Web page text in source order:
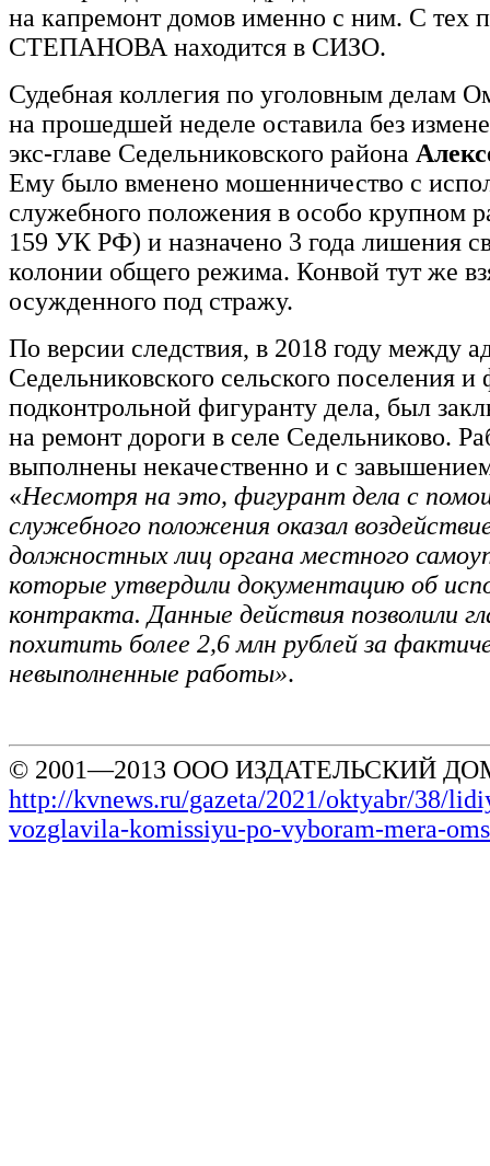
на капремонт домов именно с ним. С тех
СТЕПАНОВА находится в СИЗО.
Судебная коллегия по уголовным делам
на прошедшей неделе оставила без
экс-главе Седельниковского района
Ему было вменено мошенничество с
служебного положения в особо крупном
159 УК РФ) и назначено 3 года лишения
колонии общего режима. Конвой тут же
осужденного под стражу.
По версии следствия, в 2018 году между
Седельниковского сельского поселения
подконтрольной фигуранту дела, был
на ремонт дороги в селе Седельниково.
выполнены некачественно и с
«Несмотря на это, фигурант дела с
служебного положения оказал
должностных лиц органа местного
которые утвердили документацию об
контракта. Данные действия позволили
похитить более 2,6 млн рублей за
невыполненные работы».
© 2001—2013 ООО ИЗДАТЕЛЬСКИЙ
http://kvnews.ru/gazeta/2021/oktyabr/38/
vozglavila-komissiyu-po-vyboram-mera-